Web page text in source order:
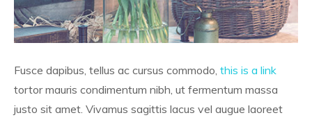
Fusce dapibus, tellus ac cursus commodo, this is a link
tortor mauris condimentum nibh, ut fermentum massa
justo sit amet. Vivamus sagittis lacus vel augue laoreet